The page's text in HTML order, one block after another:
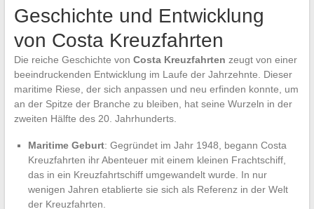
Geschichte und Entwicklung
von Costa Kreuzfahrten
Die reiche Geschichte von Costa Kreuzfahrten zeugt von einer
beeindruckenden Entwicklung im Laufe der Jahrzehnte. Dieser
maritime Riese, der sich anpassen und neu erfinden konnte, um
an der Spitze der Branche zu bleiben, hat seine Wurzeln in der
zweiten Hälfte des 20. Jahrhunderts.
Maritime Geburt: Gegründet im Jahr 1948, begann Costa
Kreuzfahrten ihr Abenteuer mit einem kleinen Frachtschiff,
das in ein Kreuzfahrtschiff umgewandelt wurde. In nur
wenigen Jahren etablierte sie sich als Referenz in der Welt
der Kreuzfahrten.